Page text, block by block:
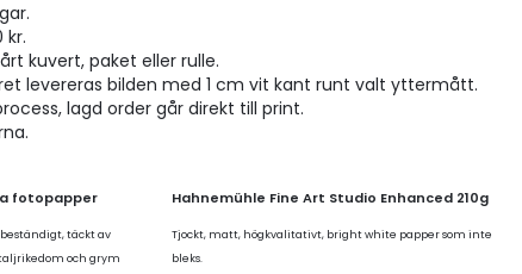
kr.
kuvert, paket eller rulle.
levereras bilden med 1 cm vit kant runt valt yttermått.
lagd order går direkt till print.
fotopapper
täckt av
och grym
Hahnemühle Fine Art Studio Enhanced 210g
Tjockt, matt, högkvalitativt, bright white papper som inte
bleks.